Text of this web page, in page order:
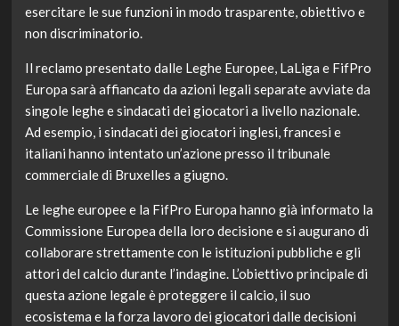
esercitare le sue funzioni in modo trasparente, obiettivo e
non discriminatorio.
Il reclamo presentato dalle Leghe Europee, LaLiga e FifPro
Europa sarà affiancato da azioni legali separate avviate da
singole leghe e sindacati dei giocatori a livello nazionale.
Ad esempio, i sindacati dei giocatori inglesi, francesi e
italiani hanno intentato un’azione presso il tribunale
commerciale di Bruxelles a giugno.
Le leghe europee e la FifPro Europa hanno già informato la
Commissione Europea della loro decisione e si augurano di
collaborare strettamente con le istituzioni pubbliche e gli
attori del calcio durante l’indagine. L’obiettivo principale di
questa azione legale è proteggere il calcio, il suo
ecosistema e la forza lavoro dei giocatori dalle decisioni